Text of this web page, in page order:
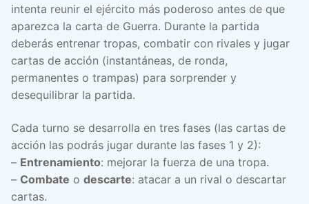
intenta reunir el ejército más poderoso antes de que
aparezca la carta de Guerra. Durante la partida
deberás entrenar tropas, combatir con rivales y jugar
cartas de acción (instantáneas, de ronda,
permanentes o trampas) para sorprender y
desequilibrar la partida.
Cada turno se desarrolla en tres fases (las cartas de
acción las podrás jugar durante las fases 1 y 2):
– Entrenamiento: mejorar la fuerza de una tropa.
– Combate o descarte: atacar a un rival o descartar
cartas.